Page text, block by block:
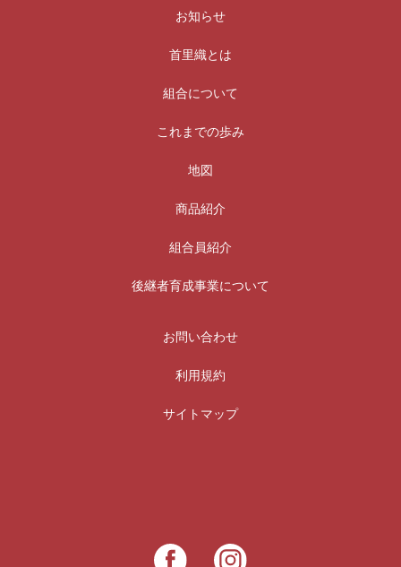
お知らせ
首里織とは
組合について
これまでの歩み
地図
商品紹介
組合員紹介
後継者育成事業について
お問い合わせ
利用規約
サイトマップ